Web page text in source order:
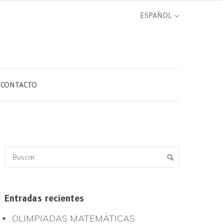
CONTACTO
Entradas recientes
OLIMPIADAS MATEMÁTICAS